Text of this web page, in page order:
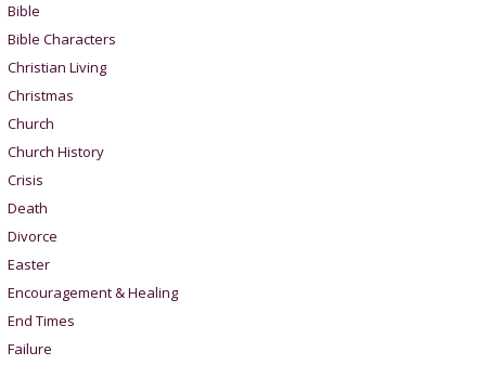
Bible
Bible Characters
Christian Living
Christmas
Church
Church History
Crisis
Death
Divorce
Easter
Encouragement & Healing
End Times
Failure